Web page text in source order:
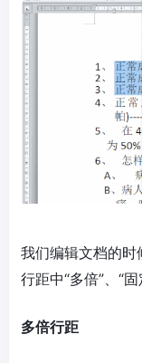
我们编辑文档的时
行距中“多倍”、“
多倍行距